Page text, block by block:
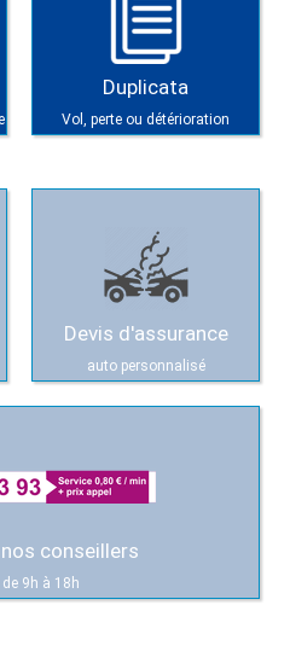
Duplicata
Vol, perte ou détérioration
Devis d'assurance
auto personnalisé
conseillers
de 9h à 18h